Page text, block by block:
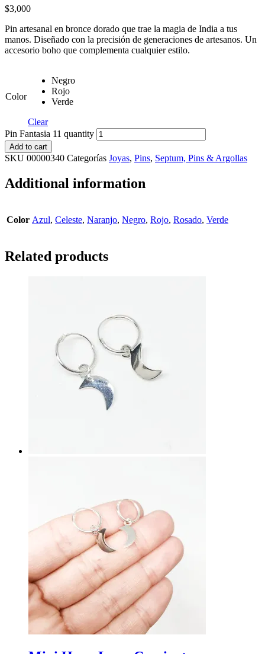
$3,000
Pin artesanal en bronce dorado que trae la magia de India a tus
manos. Diseñado con la precisión de generaciones de artesanos. Un
accesorio boho que complementa cualquier estilo.
Color
Negro
Rojo
Verde
Clear
Pin Fantasia 11 quantity
Add to cart
SKU 00000340 Categorías Joyas, Pins, Septum, Pins & Argollas
Additional information
Color Azul, Celeste, Naranjo, Negro, Rojo, Rosado, Verde
Related products